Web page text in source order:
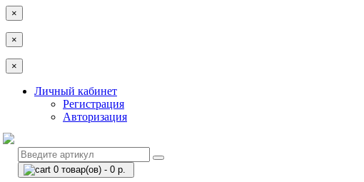
×
×
×
Личный кабинет
Регистрация
Авторизация
0 товар(ов) - 0 р.